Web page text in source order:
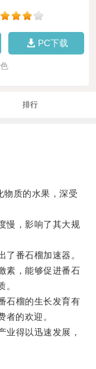
PC下载
排行
质的水果，深受
，影响了其大规
番石榴加速器。
，能够促进番石
。
榴的生长发育有
者的欢迎。
得以迅速发展，